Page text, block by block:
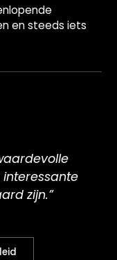
en steeds iets
zijn.”